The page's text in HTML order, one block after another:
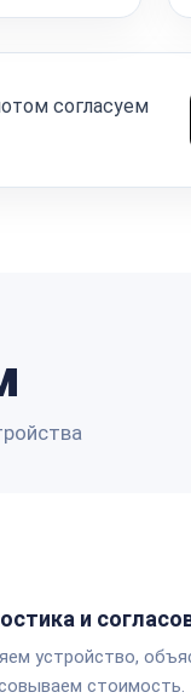
согласуем
и
устройство,
стоимость.